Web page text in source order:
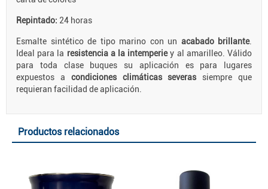
Repintado: 24 horas
Esmalte sintético de tipo marino con un acabado brillante.
Ideal para la resistencia a la intemperiey al amarilleo. Válido
para toda clase buques su aplicación es para lugares
expuestos a condiciones climáticas severas siempre que
requieran facilidad de aplicación.
Productos relacionados